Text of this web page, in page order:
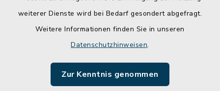
weiterer Dienste wird bei Bedarf gesondert abgefragt.
Weitere Informationen finden Sie in unseren
Datenschutzhinweisen.
Zur Kenntnis genommen
Barrierefreiheit
Impressum